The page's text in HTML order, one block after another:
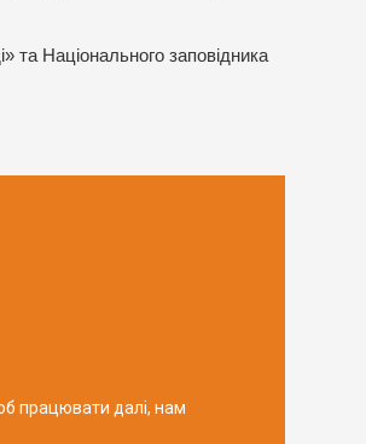
та Національного заповідника
працювати далі, нам